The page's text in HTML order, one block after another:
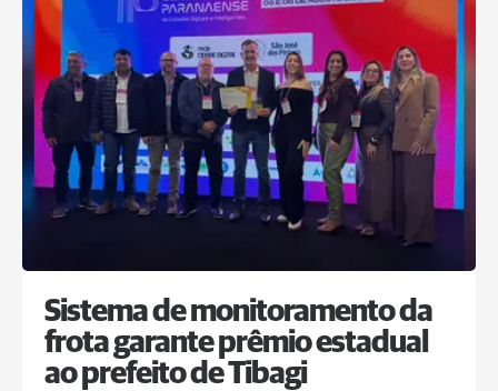
Sistema de monitoramento da
frota garante prêmio estadual
ao prefeito de Tibagi